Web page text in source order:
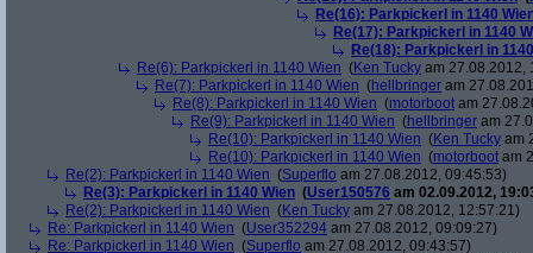
Re(16): Parkpickerl in 1140
Re(17): Parkpickerl in 1140
Re(18): Parkpickerl in
Re(6): Parkpickerl in 1140 Wien (Ken Tucky am 27.08.2012,
Re(7): Parkpickerl in 1140 Wien (hellbringer am
Re(8): Parkpickerl in 1140 Wien (motorboot am
Re(9): Parkpickerl in 1140 Wien (hellbringer am
Re(10): Parkpickerl in 1140 Wien (Ken Tucky am
Re(10): Parkpickerl in 1140 Wien (motorboot am
Re(2): Parkpickerl in 1140 Wien (Superflo am 27.08.2012, 09:45:53)
Re(3): Parkpickerl in 1140 Wien (User150576 am 02.09.2012,
Re(2): Parkpickerl in 1140 Wien (Ken Tucky am 27.08.2012, 12:57:21)
Re: Parkpickerl in 1140 Wien (User352294 am 27.08.2012, 09:09:27)
Re: Parkpickerl in 1140 Wien (Superflo am 27.08.2012, 09:43:57)